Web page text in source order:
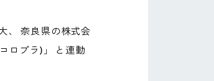
、 奈良県の株式会
ロプラ)」 と連動